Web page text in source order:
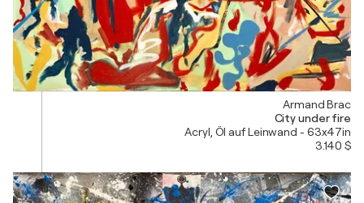
Armand Brac
City under fire
Acryl, Öl auf Leinwand - 63x47in
3.140 $